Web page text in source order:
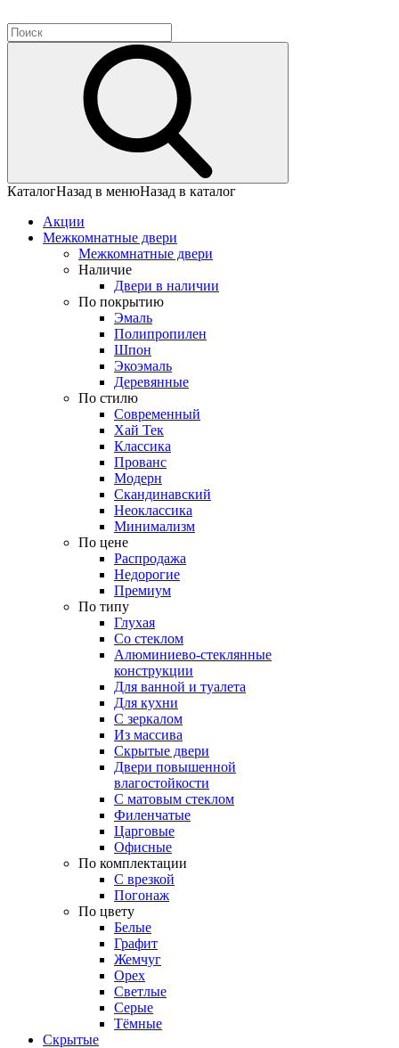
КаталогНазад в менюНазад в каталог
Акции
Межкомнатные двери
Межкомнатные двери
Наличие
Двери в наличии
По покрытию
Эмаль
Полипропилен
Шпон
Экоэмаль
Деревянные
По стилю
Современный
Хай Тек
Классика
Прованс
Модерн
Скандинавский
Неоклассика
Минимализм
По цене
Распродажа
Недорогие
Премиум
По типу
Глухая
Со стеклом
Алюминиево-стеклянные
конструкции
Для ванной и туалета
Для кухни
С зеркалом
Из массива
Скрытые двери
Двери повышенной
влагостойкости
С матовым стеклом
Филенчатые
Царговые
Офисные
По комплектации
С врезкой
Погонаж
По цвету
Белые
Графит
Жемчуг
Орех
Светлые
Серые
Тёмные
Скрытые